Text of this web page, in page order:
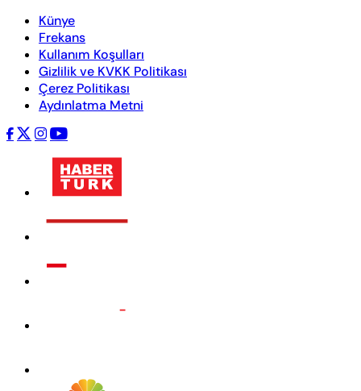
Künye
Frekans
Kullanım Koşulları
Gizlilik ve KVKK Politikası
Çerez Politikası
Aydınlatma Metni